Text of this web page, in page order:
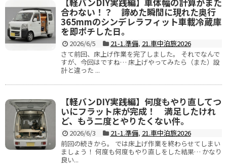
合わない！？ 諦めた瞬間に現れた奥行
365mmのシンデレラフィット車載冷蔵庫
を即ポチした日。
2026/6/5 21-1.準備, 21.車中泊旅2026
さて前回、床上げ作業を完了しました。 それでなんで
すが、今回はですね… 床上げやってみたら（また）設
計と違った ...
【軽バンDIY実践編】何度もやり直してつ
いにフラット床が完成！ 満足したけれ
ど、もう二度とやりたくない件。
2026/6/3 21-1.準備, 21.車中泊旅2026
前回の続きから。 では床上げ作業を終わらせてしまい
ましょう！ 何度も何度もやり直しをした結果… かなり
良い...